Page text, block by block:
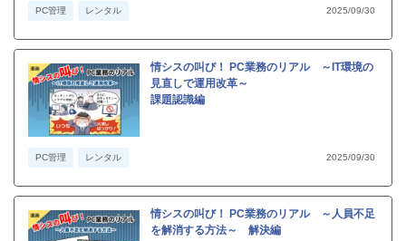
PC管理 レンタル 2025/09/30
情シスの叫び！ PC業務のリアル ～IT環境の
見直しで運用改革～
課題認識編
PC管理 レンタル 2025/09/30
情シスの叫び！ PC業務のリアル ～人員不足
を解消する方法～ 解決編